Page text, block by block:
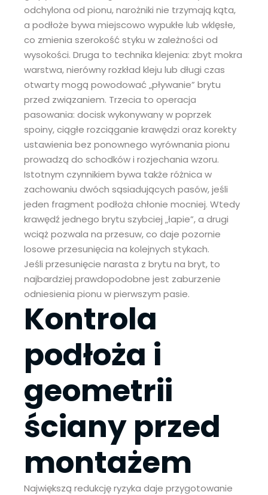
odchylona od pionu, narożniki nie trzymają kąta,
a podłoże bywa miejscowo wypukłe lub wklęsłe,
co zmienia szerokość styku w zależności od
wysokości. Druga to technika klejenia: zbyt mokra
warstwa, nierówny rozkład kleju lub długi czas
otwarty mogą powodować „pływanie” brytu
przed związaniem. Trzecia to operacja
pasowania: docisk wykonywany w poprzek
spoiny, ciągłe rozciąganie krawędzi oraz korekty
ustawienia bez ponownego wyrównania pionu
prowadzą do schodków i rozjechania wzoru.
Istotnym czynnikiem bywa także różnica w
zachowaniu dwóch sąsiadujących pasów, jeśli
jeden fragment podłoża chłonie mocniej. Wtedy
krawędź jednego brytu szybciej „łapie”, a drugi
wciąż pozwala na przesuw, co daje pozornie
losowe przesunięcia na kolejnych stykach.
Jeśli przesunięcie narasta z brytu na bryt, to
najbardziej prawdopodobne jest zaburzenie
odniesienia pionu w pierwszym pasie.
Kontrola
podłoża i
geometrii
ściany przed
montażem
Największą redukcję ryzyka daje przygotowanie